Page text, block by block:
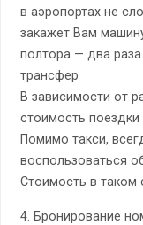
в аэропортах не
закажет Вам
полтора — два
трансфер
В зависимости от
стоимость
Помимо такси,
воспользоваться
Стоимость в таком
4. Бронирование